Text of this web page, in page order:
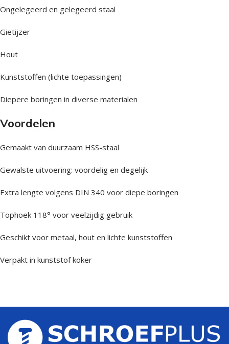
Ongelegeerd en gelegeerd staal
Gietijzer
Hout
Kunststoffen (lichte toepassingen)
Diepere boringen in diverse materialen
Voordelen
Gemaakt van duurzaam HSS-staal
Gewalste uitvoering: voordelig en degelijk
Extra lengte volgens DIN 340 voor diepe boringen
Tophoek 118° voor veelzijdig gebruik
Geschikt voor metaal, hout en lichte kunststoffen
Verpakt in kunststof koker